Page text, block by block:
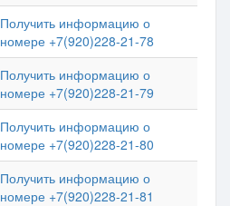
Получить информацию о
номере +7(920)228-21-78
Получить информацию о
номере +7(920)228-21-79
Получить информацию о
номере +7(920)228-21-80
Получить информацию о
номере +7(920)228-21-81